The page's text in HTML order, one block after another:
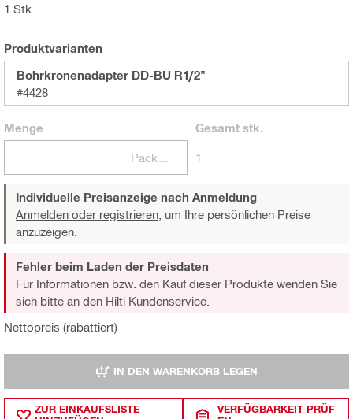
1 Stk
Produktvarianten
Bohrkronenadapter DD-BU R1/2"
#4428
Menge Gesamtstk.
1
Individuelle Preisanzeige nach Anmeldung
Anmelden oder registrieren, um Ihre persönlichen Preise
anzuzeigen.
Nettopreis (rabattiert)
Fehler beim Laden der Preisdaten
Für Informationen bzw. den Kauf dieser Produkte wenden Sie
sich bitte an den Hilti Kundenservice.
IN DEN WARENKORB LEGEN
ZUR EINKAUFSLISTE
VERFÜGBARKEIT PRÜF